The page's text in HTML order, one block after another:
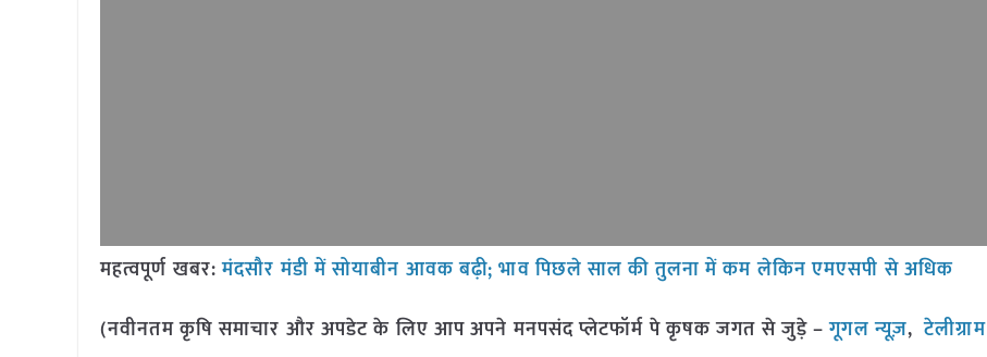
महत्वपूर्ण खबर:मंदसौर मंडी में सोयाबीन आवक बढ़ी; भाव पिछले साल की तुलना में कम लेकिन एमएसपी से अधिक
(नवीनतम कृषि समाचार और अपडेट के लिए आप अपने मनपसंद प्लेटफॉर्म पे कृषक जगत से जुड़े –गूगल न्यूज़,टेलीग्राम